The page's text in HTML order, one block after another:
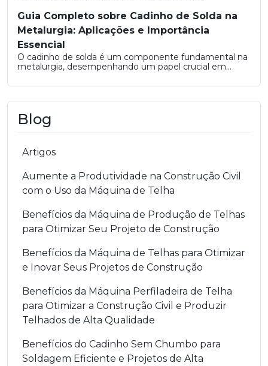
Guia Completo sobre Cadinho de Solda na
Metalurgia: Aplicações e Importância
Essencial
O cadinho de solda é um componente fundamental na
metalurgia, desempenhando um papel crucial em...
Blog
Artigos
Aumente a Produtividade na Construção Civil
com o Uso da Máquina de Telha
Benefícios da Máquina de Produção de Telhas
para Otimizar Seu Projeto de Construção
Benefícios da Máquina de Telhas para Otimizar
e Inovar Seus Projetos de Construção
Benefícios da Máquina Perfiladeira de Telha
para Otimizar a Construção Civil e Produzir
Telhados de Alta Qualidade
Benefícios do Cadinho Sem Chumbo para
Soldagem Eficiente e Projetos de Alta